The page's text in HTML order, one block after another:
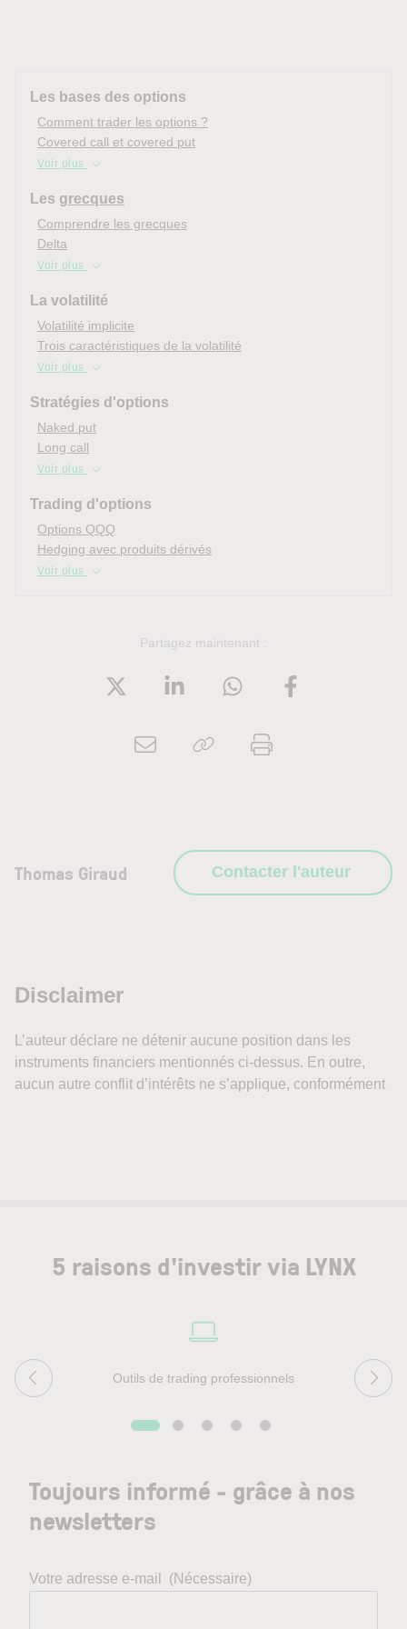
Les bases des options
Comment trader les options ?
Covered call et covered put
Voir plus
Les grecques
Comprendre les grecques
Delta
Voir plus
La volatilité
Volatilité implicite
Trois caractéristiques de la volatilité
Voir plus
Stratégies d'options
Naked put
Long call
Voir plus
Trading d'options
Options QQQ
Hedging avec produits dérivés
Voir plus
Partagez maintenant :
Thomas Giraud Contacter l'auteur
5 raisons d'investir via LYNX
Outils de trading professionnels
Toujours informé - grâce à nos
newsletters
Votre adresse e-mail (Nécessaire)